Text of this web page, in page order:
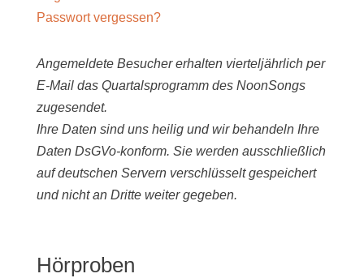
Passwort vergessen?
Angemeldete Besucher erhalten vierteljährlich per
E-Mail das Quartalsprogramm des NoonSongs
zugesendet.
Ihre Daten sind uns heilig und wir behandeln Ihre
Daten DsGVo-konform. Sie werden ausschließlich
auf deutschen Servern verschlüsselt gespeichert
und nicht an Dritte weiter gegeben.
Hörproben